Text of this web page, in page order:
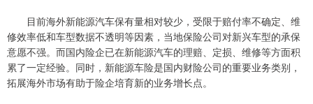
目前海外新能源汽车保有量相对较少，受限于赔付率不确定、维
修效率低和车型数据不透明等因素，当地保险公司对新兴车型的承保
意愿不强。而国内险企已在新能源汽车的理赔、定损、维修等方面积
累了一定经验。同时，新能源车险是国内财险公司的重要业务类别，
拓展海外市场有助于险企培育新的业务增长点。